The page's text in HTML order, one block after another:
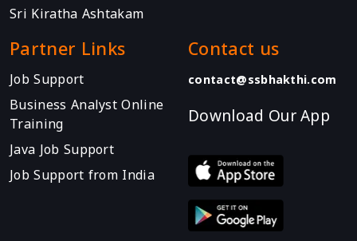
Sri Kiratha Ashtakam
Partner Links
Job Support
Business Analyst Online
Training
Java Job Support
Job Support from India
Contact us
contact@ssbhakthi.com
Download Our App